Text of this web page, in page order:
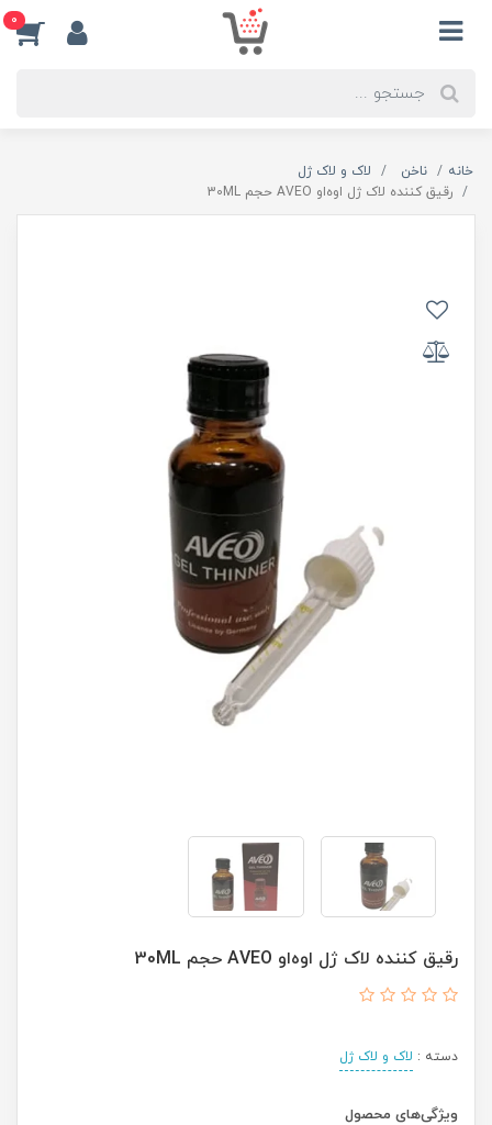
0
خانه ناخن
لاک و لاک ژل
رقیق کننده لاک ژل اوه‌او AVEO حجم 30ML
رقیق کننده لاک ژل اوه‌او AVEO حجم 30ML
دسته : لاک و لاک ژل
ویژگی‌های محصول